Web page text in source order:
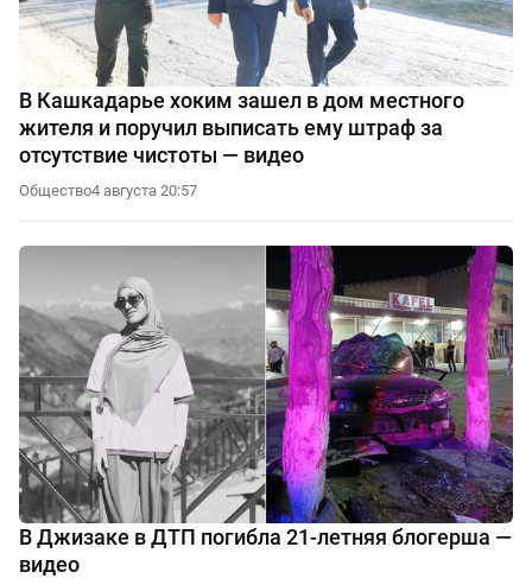
В Кашкадарье хоким зашел в дом местного
жителя и поручил выписать ему штраф за
отсутствие чистоты — видео
Общество4 августа 20:57
В Джизаке в ДТП погибла 21-летняя блогерша —
видео